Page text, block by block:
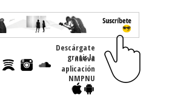
Descárgate
gratis la nueva
aplicación
NMPNU